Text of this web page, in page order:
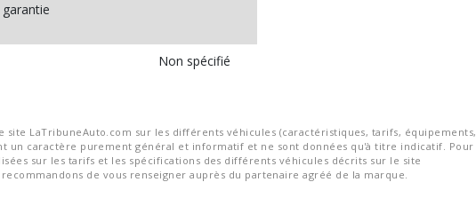
Non spécifié
site LaTribuneAuto.com sur les différents véhicules (caractéristiques, tarifs, équipements,
un caractère purement général et informatif et ne sont données qu'à titre indicatif. Pour
sur les tarifs et les spécifications des différents véhicules décrits sur le site
de vous renseigner auprès du partenaire agréé de la marque.